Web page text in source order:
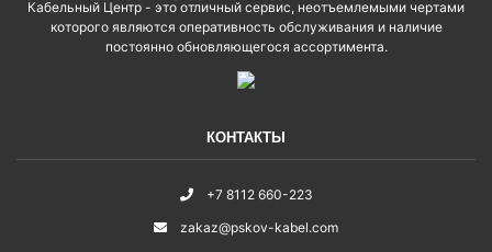
Кабельный Центр - это отличный сервис, неотъемлемыми чертами
которого являются оперативность обслуживания и наличие
постоянно обновляющегося ассортимента.
КОНТАКТЫ
+7 8112 660-223
zakaz@pskov-kabel.com